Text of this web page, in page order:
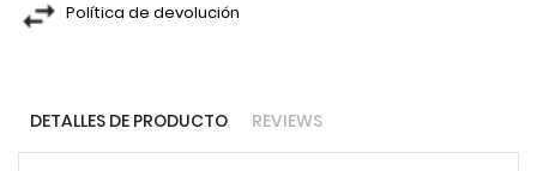
Política de devolución
DETALLES DE PRODUCTO REVIEWS